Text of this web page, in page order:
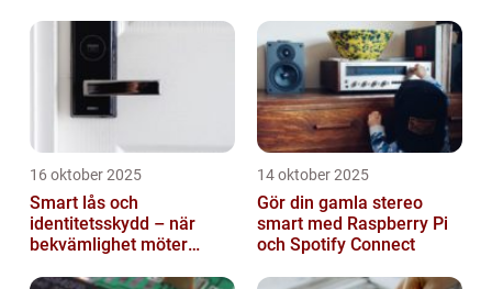
16 oktober 2025
Smart lås och
identitetsskydd – när
bekvämlighet möter
14 oktober 2025
Gör din gamla stereo
smart med Raspberry Pi
och Spotify Connect